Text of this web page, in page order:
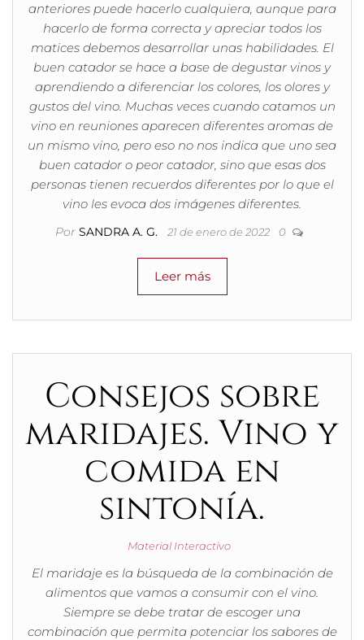
anteriores puede hacerlo cualquiera, aunque para
hacerlo de forma correcta y apreciar todos los
matices debemos desarrollar unas habilidades. El
buen catador se hace a base de degustar vinos y
aprendiendo a diferenciar los colores, los olores y
gustos del vino. Muchas veces cuando catamos un
vino en reuniones aparecen diferentes aromas de
un mismo vino, pero eso no nos indica que uno sea
buen catador o peor catador, sino que esas dos
personas tienen recuerdos diferentes por lo que el
vino les evoca dos imágenes diferentes.
Por SANDRA A. G. 21 de enero de 2022 0
Leer más
Consejos sobre
maridajes. Vino y
comida en
sintonía.
Material Interactivo
El maridaje es la búsqueda de la combinación de
alimentos que vamos a consumir con el vino.
Siempre se debe tratar de escoger una
combinación que permita potenciar los sabores de